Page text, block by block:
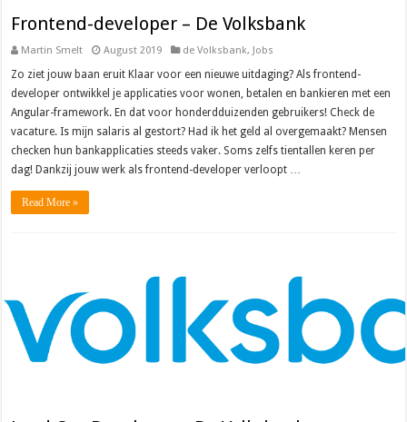
Frontend-developer – De Volksbank
Martin Smelt August 2019 de Volksbank, Jobs
Zo ziet jouw baan eruit Klaar voor een nieuwe uitdaging? Als frontend-
developer ontwikkel je applicaties voor wonen, betalen en bankieren met een
Angular-framework. En dat voor honderdduizenden gebruikers! Check de
vacature. Is mijn salaris al gestort? Had ik het geld al overgemaakt? Mensen
checken hun bankapplicaties steeds vaker. Soms zelfs tientallen keren per
dag! Dankzij jouw werk als frontend-developer verloopt …
Read More »